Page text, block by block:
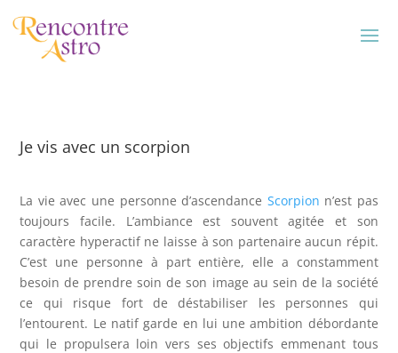
Je vis avec un scorpion
La vie avec une personne d’ascendance Scorpion n’est pas
toujours facile. L’ambiance est souvent agitée et son
caractère hyperactif ne laisse à son partenaire aucun répit.
C’est une personne à part entière, elle a constamment
besoin de prendre soin de son image au sein de la société
ce qui risque fort de déstabiliser les personnes qui
l’entourent. Le natif garde en lui une ambition débordante
qui le propulsera loin vers ses objectifs emmenant tous